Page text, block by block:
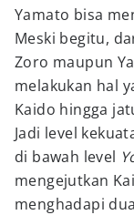
Yamato bisa
Meski begitu,
Zoro maupun
melakukan hal
Kaido hingga
Jadi level
di bawah level
mengejutkan
menghadapi